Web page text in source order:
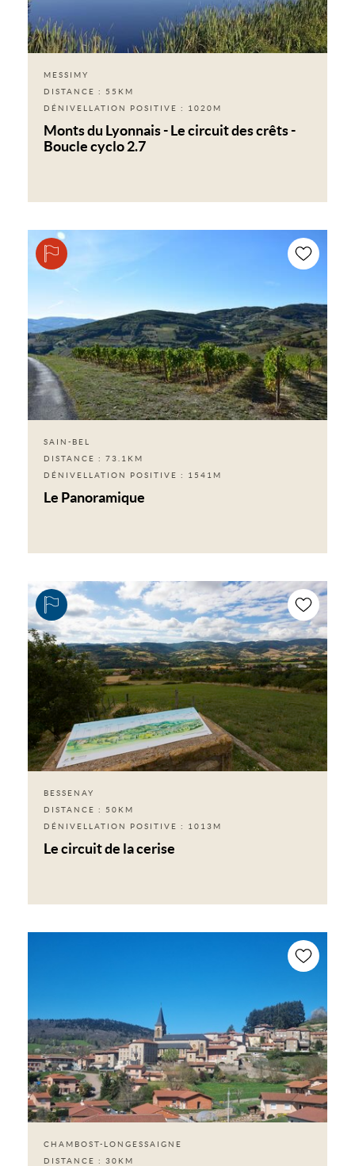
MESSIMY
DISTANCE : 55KM
DÉNIVELLATION POSITIVE : 1020M
Monts du Lyonnais - Le circuit des crêts -
Boucle cyclo 2.7
SAIN-BEL
DISTANCE : 73.1KM
DÉNIVELLATION POSITIVE : 1541M
Le Panoramique
BESSENAY
DISTANCE : 50KM
DÉNIVELLATION POSITIVE : 1013M
Le circuit de la cerise
CHAMBOST-LONGESSAIGNE
DISTANCE : 30KM